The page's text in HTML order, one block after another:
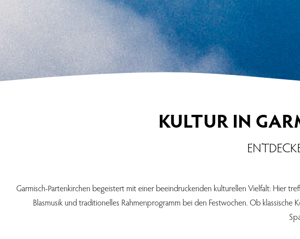
KULTUR IN
Garmisch-Partenkirchen begeistert mit einer beeindruckenden kulturellen Vielfalt: Hier
Blasmusik und traditionelles Rahmenprogramm bei den Festwochen. Ob